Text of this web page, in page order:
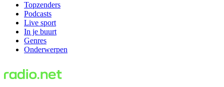
Topzenders
Podcasts
Live sport
In je buurt
Genres
Onderwerpen